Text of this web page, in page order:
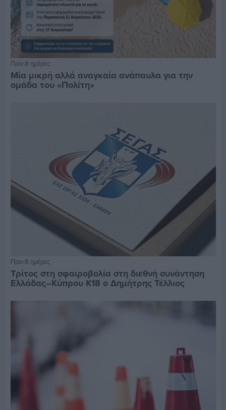
Πριν 8 ημέρες
Μία μικρή αλλά αναγκαία ανάπαυλα για την
ομάδα του «Πολίτη»
Πριν 8 ημέρες
Τρίτος στη σφαιροβολία στη διεθνή συνάντηση
Ελλάδας–Κύπρου Κ18 ο Δημήτρης Τέλλιος